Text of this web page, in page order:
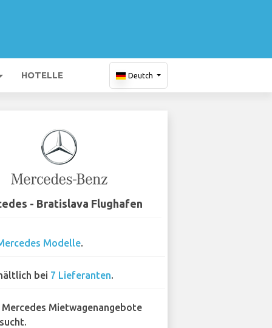
HOTELLE Deutch
- Bratislava Flughafen
Modelle.
bei 7 Lieferanten.
Mercedes Mietwagenangebote